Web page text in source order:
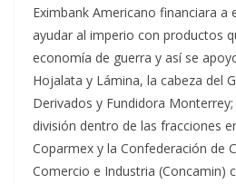
Eximbank Americano financiara a
ayudar al imperio con productos
economía de guerra y así se
Hojalata y Lámina, la cabeza del
Derivados y Fundidora
división dentro de las fracciones
Coparmex y la Confederación de
Comercio e Industria (Concamin)